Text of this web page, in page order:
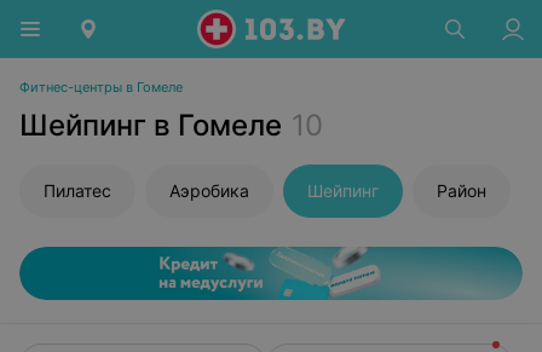
Фитнес-центры в Гомеле
Шейпинг в Гомеле 10
Пилатес Аэробика Шейпинг Район